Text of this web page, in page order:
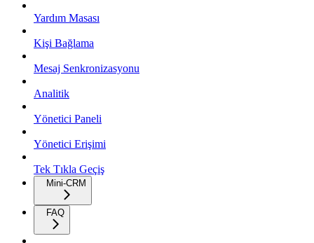
Yardım Masası
Kişi Bağlama
Mesaj Senkronizasyonu
Analitik
Yönetici Paneli
Yönetici Erişimi
Tek Tıkla Geçiş
Mini-CRM
FAQ